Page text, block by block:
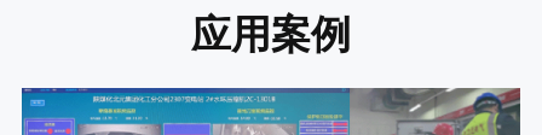
应用案例